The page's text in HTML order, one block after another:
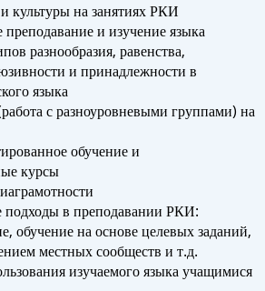
культуры на занятиях РКИ
и изучение языка
разнообразия, равенства,
и принадлежности в
языка
с разноуровневыми группами) на
обучение и
курсы
подходы в преподавании РКИ:
обучение на основе целевых заданий,
местных сообществ и т.д.
изучаемого языка учащимися